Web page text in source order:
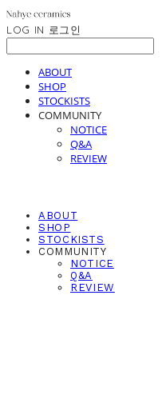
LOG IN 로그인
ABOUT
SHOP
STOCKISTS
COMMUNITY
NOTICE
Q&A
REVIEW
ABOUT
SHOP
STOCKISTS
COMMUNITY
NOTICE
Q&A
REVIEW